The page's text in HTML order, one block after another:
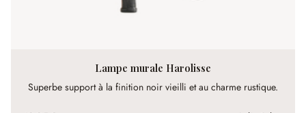
Lampe murale Harolisse
Superbe support à la finition noir vieilli et au charme rustique.